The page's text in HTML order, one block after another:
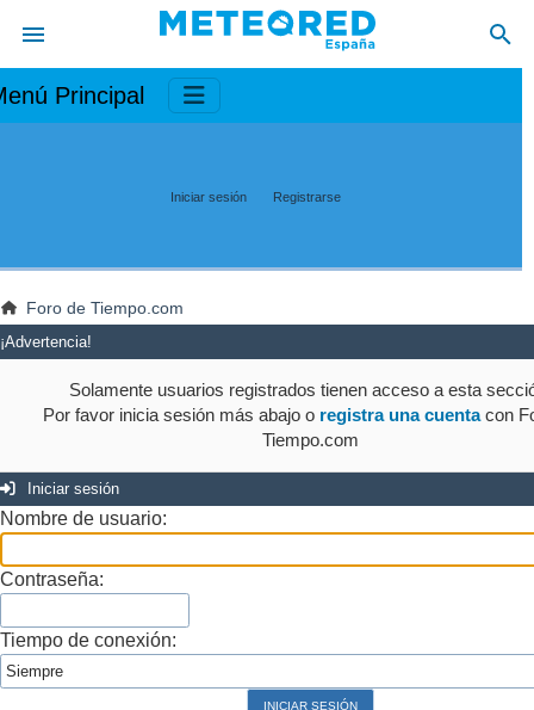
Principal
Iniciar sesión Registrarse
Foro de Tiempo.com
¡Advertencia!
Solamente usuarios registrados tienen acceso a esta
Por favor inicia sesión más abajo o registra una cuentacon
Tiempo.com
Iniciar sesión
Nombre de usuario:
Contraseña:
Tiempo de conexión: